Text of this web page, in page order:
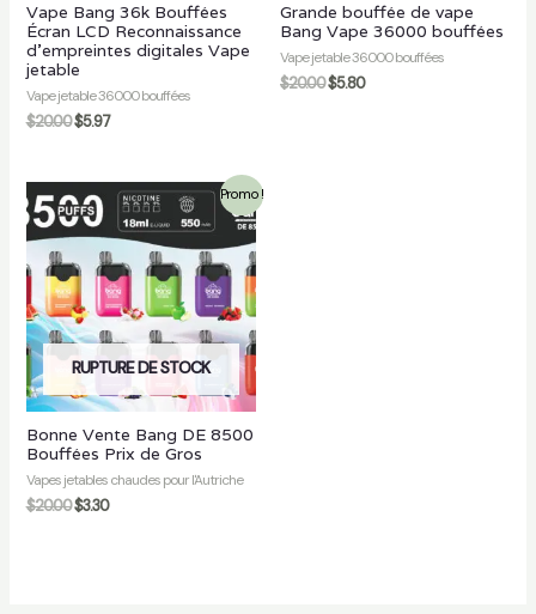
Vape Bang 36k Bouffées
Écran LCD Reconnaissance
d'empreintes digitales Vape
jetable
Vape jetable 36000 bouffées
$20.00$5.97
Grande bouffée de vape
Bang Vape 36000 bouffées
Vape jetable 36000 bouffées
$20.00$5.80
Promo !
RUPTURE DE STOCK
Bonne Vente Bang DE 8500
Bouffées Prix de Gros
Vapes jetables chaudes pour l'Autriche
$20.00$3.30